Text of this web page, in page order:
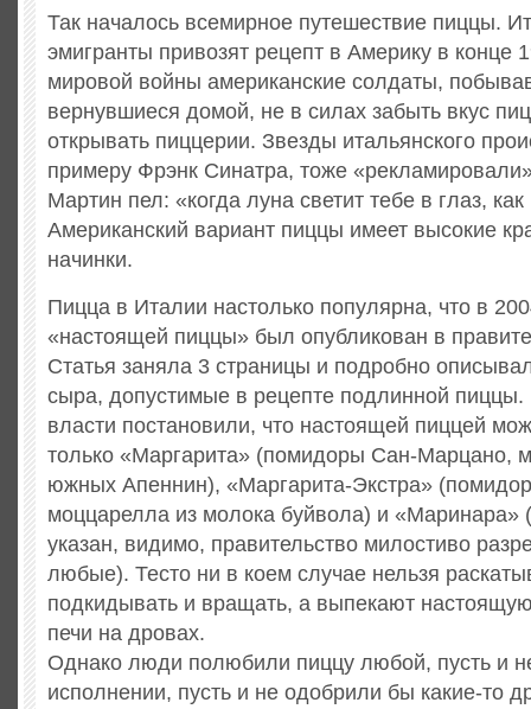
Так началось всемирное путешествие пиццы.
эмигранты привозят рецепт в Америку в конце
мировой войны американские солдаты,
вернувшиеся домой, не в силах забыть вкус
открывать пиццерии. Звезды итальянского
примеру Фрэнк Синатра, тоже
Мартин пел: «когда луна светит тебе в глаз,
Американский вариант пиццы имеет высокие
начинки.
Пицца в Италии настолько популярна, что в
«настоящей пиццы» был опубликован в
Статья заняла 3 страницы и подробно
сыра, допустимые в рецепте подлинной пиццы.
власти постановили, что настоящей пиццей
только «Маргарита» (помидоры Сан-Марцано,
южных Апеннин), «Маргарита-Экстра»
моццарелла из молока буйвола) и «Маринара»
указан, видимо, правительство милостиво
любые). Тесто ни в коем случае нельзя
подкидывать и вращать, а выпекают
печи на дровах.
Однако люди полюбили пиццу любой, пусть и
исполнении, пусть и не одобрили бы какие-то